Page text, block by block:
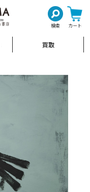
検索 カート
買取